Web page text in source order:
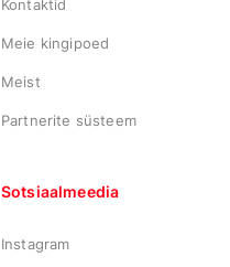
Kontaktid
Meie kingipoed
Meist
Partnerite süsteem
Sotsiaalmeedia
Instagram